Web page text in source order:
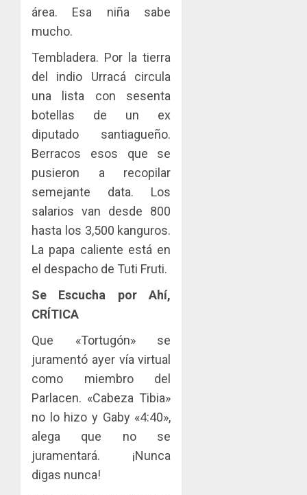
área. Esa niña sabe
mucho.
Tembladera. Por la tierra
del indio Urracá circula
una lista con sesenta
botellas de un ex
diputado santiagueño.
Berracos esos que se
pusieron a recopilar
semejante data. Los
salarios van desde 800
hasta los 3,500 kanguros.
La papa caliente está en
el despacho de Tuti Fruti.
Se Escucha por Ahí,
CRÍTICA
Que «Tortugón» se
juramentó ayer vía virtual
como miembro del
Parlacen. «Cabeza Tibia»
no lo hizo y Gaby «4:40»,
alega que no se
juramentará. ¡Nunca
digas nunca!